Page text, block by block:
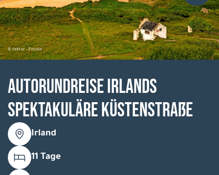
© tektur - Fotolia
Autorundreise Irlands
spektakuläre Küstenstraße
Irland
11 Tage